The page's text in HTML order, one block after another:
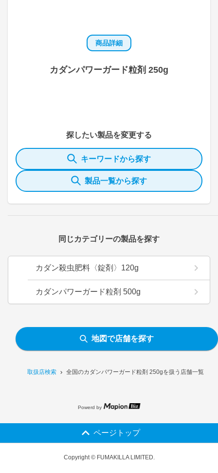
取扱店検索 全国のカダンパワーガード粒剤 250gを扱う店舗一覧
商品詳細
カダンパワーガード粒剤 250g
探したい製品を変更する
キーワードから探す
製品一覧から探す
同じカテゴリーの製品を探す
カダン殺虫肥料〈錠剤〉120g
カダンパワーガード粒剤 500g
地図で店舗を探す
Powerd by
ページトップ
Copyright © FUMAKILLA LIMITED.